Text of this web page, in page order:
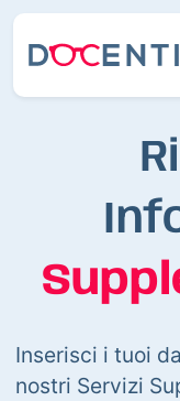
Inserisci i tuoi
nostri Servizi